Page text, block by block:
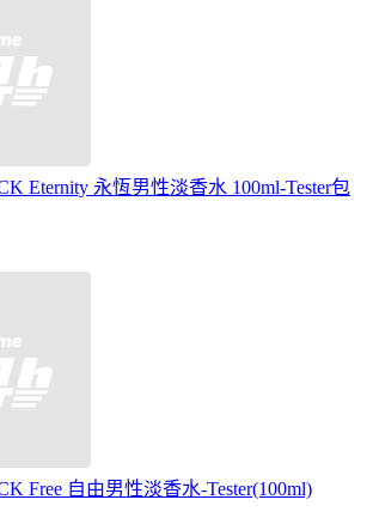
Eternity 永恆男性淡香水 100ml-Tester包
Free 自由男性淡香水-Tester(100ml)